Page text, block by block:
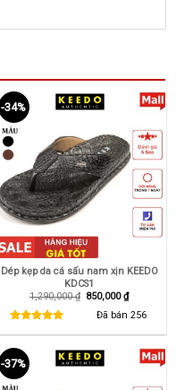
-34%
Dép kẹp da cá sấu nam xịn KEEDO
KDCS1
1,290,000₫ Giá
850,000₫Giá
hiện
tại
Đã bán256
-37%